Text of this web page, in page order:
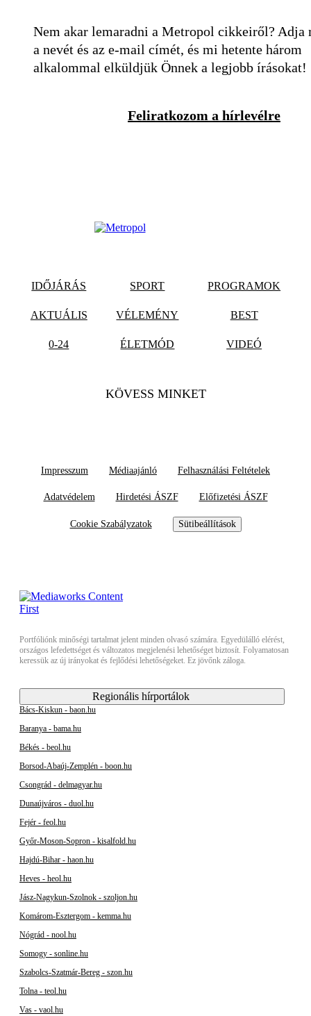
Nem akar lemaradni a Metropol cikkeiről? Adja
a nevét és az e-mail címét, és mi hetente három
alkalommal elküldjük Önnek a legjobb írásokat!
Feliratkozom a hírlevélre
IDŐJÁRÁS SPORT PROGRAMOK
AKTUÁLIS VÉLEMÉNY BEST
0-24 ÉLETMÓD VIDEÓ
KÖVESS MINKET
Impresszum Médiaajánló Felhasználási Feltételek
Adatvédelem Hirdetési ÁSZF Előfizetési ÁSZF
Cookie Szabályzatok Sütibeállítások
Portfóliónk minőségi tartalmat jelent minden olvasó számára. Egyedülálló elérést,
országos lefedettséget és változatos megjelenési lehetőséget biztosít. Folyamatosan
keressük az új irányokat és fejlődési lehetőségeket. Ez jövőnk záloga.
Regionális hírportálok
Bács-Kiskun - baon.hu
Baranya - bama.hu
Békés - beol.hu
Borsod-Abaúj-Zemplén - boon.hu
Csongrád - delmagyar.hu
Dunaújváros - duol.hu
Fejér - feol.hu
Győr-Moson-Sopron - kisalfold.hu
Hajdú-Bihar - haon.hu
Heves - heol.hu
Jász-Nagykun-Szolnok - szoljon.hu
Komárom-Esztergom - kemma.hu
Nógrád - nool.hu
Somogy - sonline.hu
Szabolcs-Szatmár-Bereg - szon.hu
Tolna - teol.hu
Vas - vaol.hu